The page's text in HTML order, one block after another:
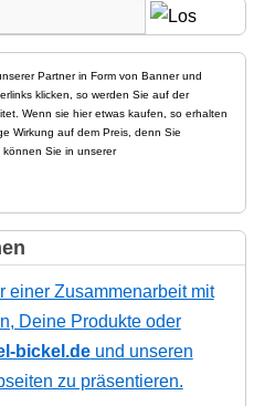
Partner in Form von Banner und
klicken, so werden Sie auf der
Wenn sie hier etwas kaufen, so erhalten
Wirkung auf dem Preis, denn Sie
Sie in unserer
einer Zusammenarbeit mit
Deine Produkte oder
bickel.deund unseren
zu präsentieren.